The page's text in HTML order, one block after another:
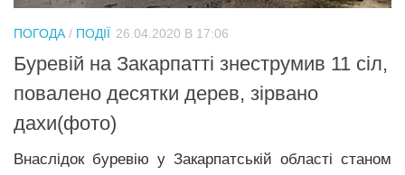
ПОГОДА/ ПОДІЇ 26.04.2020 В 17:06
Буревій на Закарпатті знеструмив 11 сіл,
повалено десятки дерев, зірвано
дахи(фото)
Внаслідок буревію у Закарпатській області станом